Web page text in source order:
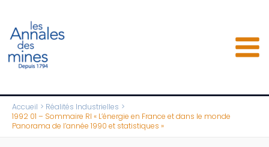
contenu
Accueil
Réalités Industrielles
1992 01 – Sommaire RI « L’énergie en France et dans le monde
Panorama de l’année 1990 et statistiques »